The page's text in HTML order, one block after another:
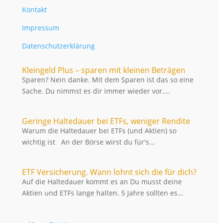
Kontakt
Impressum
Datenschutzerklärung
Kleingeld Plus – sparen mit kleinen Beträgen
Sparen? Nein danke. Mit dem Sparen ist das so eine
Sache. Du nimmst es dir immer wieder vor....
Geringe Haltedauer bei ETFs, weniger Rendite
Warum die Haltedauer bei ETFs (und Aktien) so
wichtig ist An der Börse wirst du für's...
ETF Versicherung. Wann lohnt sich die für dich?
Auf die Haltedauer kommt es an Du musst deine
Aktien und ETFs lange halten. 5 Jahre sollten es...